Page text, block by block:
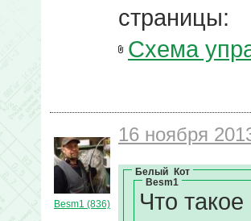
страницы:
Схема
Besm1 (836)
16 ноября
Белый_Кот
Besm1
Что